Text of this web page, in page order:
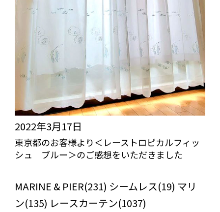
2022年3月17日
東京都のお客様より＜レーストロピカルフィッ
シュ ブルー＞のご感想をいただきました
MARINE & PIER(231) シームレス(19) マリ
ン(135) レースカーテン(1037)